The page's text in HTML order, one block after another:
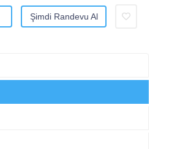
Şimdi Randevu Al